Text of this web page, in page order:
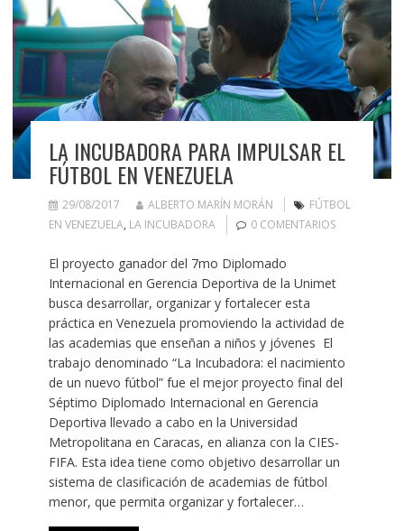
LA INCUBADORA PARA IMPULSAR EL
FÚTBOL EN VENEZUELA
29/08/2017 ALBERTO MARÍN MORÁN
FÚTBOL
EN VENEZUELA, LA INCUBADORA 0 COMENTARIOS
El proyecto ganador del 7mo Diplomado
Internacional en Gerencia Deportiva de la Unimet
busca desarrollar, organizar y fortalecer esta
práctica en Venezuela promoviendo la actividad de
las academias que enseñan a niños y jóvenes El
trabajo denominado “La Incubadora: el nacimiento
de un nuevo fútbol” fue el mejor proyecto final del
Séptimo Diplomado Internacional en Gerencia
Deportiva llevado a cabo en la Universidad
Metropolitana en Caracas, en alianza con la CIES-
FIFA. Esta idea tiene como objetivo desarrollar un
sistema de clasificación de academias de fútbol
menor, que permita organizar y fortalecer…